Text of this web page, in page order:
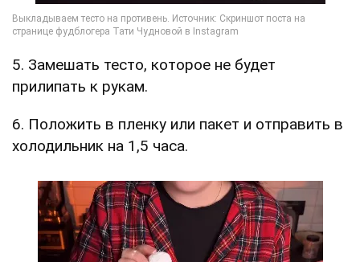
5. Замешать тесто, которое не будет
прилипать к рукам.
6. Положить в пленку или пакет и отправить в
холодильник на 1,5 часа.